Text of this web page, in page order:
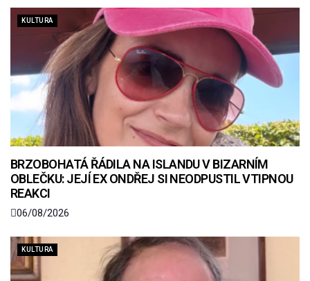
KULTURA
BRZOBOHATÁ ŘÁDILA NA ISLANDU V BIZARNÍM
OBLEČKU: JEJÍ EX ONDŘEJ SI NEODPUSTIL VTIPNOU
REAKCI
06/08/2026
KULTURA